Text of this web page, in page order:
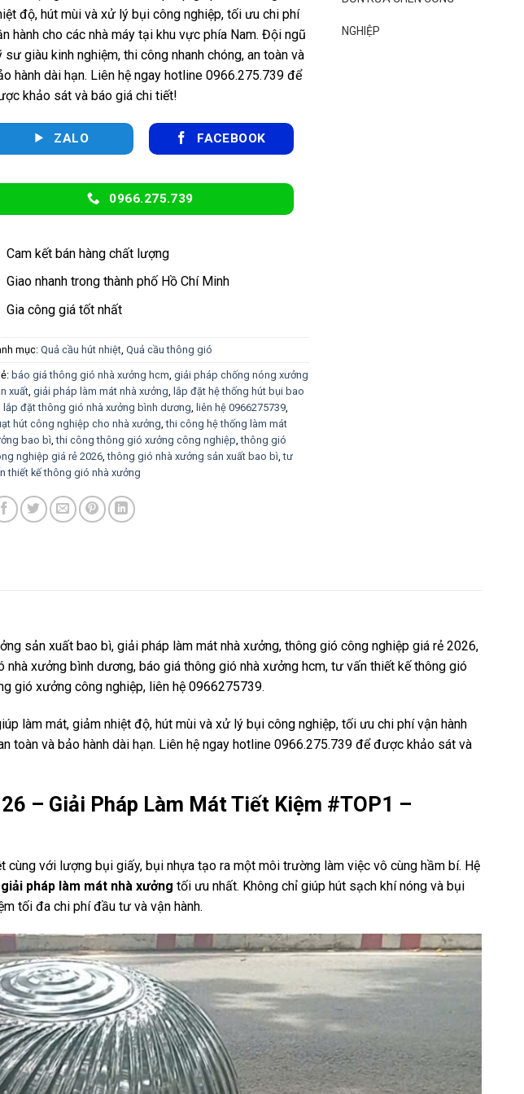
độ, hút mùi và xử lý bụi công nghiệp, tối ưu chi phí
hành cho các nhà máy tại khu vực phía Nam. Đội ngũ
sư giàu kinh nghiệm, thi công nhanh chóng, an toàn và
hành dài hạn. Liên hệ ngay hotline 0966.275.739 để
khảo sát và báo giá chi tiết!
ZALO FACEBOOK
0966.275.739
Cam kết bán hàng chất lượng
Giao nhanh trong thành phố Hồ Chí Minh
Gia công giá tốt nhất
mục:Quả cầu hút nhiệt Quả cầu thông gió
báo giá thông gió nhà xưởng hcm giải pháp chống nóng xưởng
xuất giải pháp làm mát nhà xưởng
lắp đặt hệ thống hút bụi bao
lắp đặt thông gió nhà xưởng bình dương liên hệ 0966275739
hút công nghiệp cho nhà xưởng ,thi công hệ thống làm mát
bao bì ,thi công thông gió xưởng công nghiệp ,thông gió
nghiệp giá rẻ 2026 ,thông gió nhà xưởng sản xuất bao bì ,tư
thiết kế thông gió nhà xưởng
NGHIỆP
sản xuất bao bì, giải pháp làm mát nhà xưởng, thông gió công nghiệp giá rẻ 2026,
xưởng bình dương, báo giá thông gió nhà xưởng hcm, tư vấn thiết kế thông gió
gió xưởng công nghiệp, liên hệ 0966275739.
làm mát, giảm nhiệt độ, hút mùi và xử lý bụi công nghiệp, tối ưu chi phí vận hành
toàn và bảo hành dài hạn. Liên hệ ngay hotline 0966.275.739 để được khảo sát và
– Giải Pháp Làm Mát Tiết Kiệm #TOP1 –
với lượng bụi giấy, bụi nhựa tạo ra một môi trường làm việc vô cùng hầm bí. Hệ
giải pháp làm mát nhà xưởng tối ưu nhất. Không chỉ giúp hút sạch khí nóng và bụi
tối đa chi phí đầu tư và vận hành.